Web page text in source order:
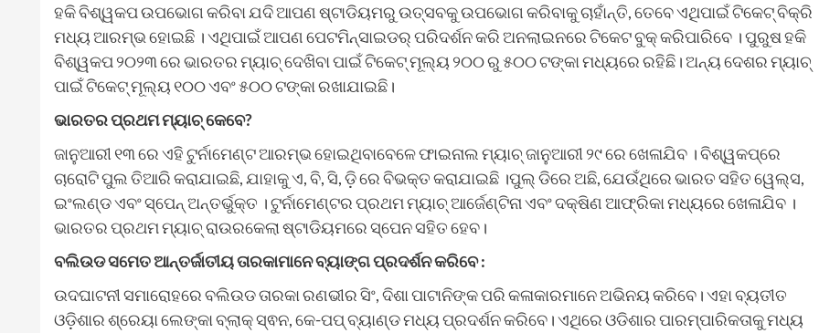
ହକି ବିଶ୍ୱକପ ଉପଭୋଗ କରିବା ଯଦି ଆପଣ ଷ୍ଟାଡିୟମରୁ ଉତ୍ସବକୁ ଉପଭୋଗ କରିବାକୁ ଚାହାଁନ୍ତି, ତେବେ ଏଥିପାଇଁ ଟିକେଟ୍ ବିକ୍ରି
ମଧ୍ୟ ଆରମ୍ଭ ହୋଇଛି । ଏଥିପାଇଁ ଆପଣ ପେଟମିନ୍ସାଇଡର୍ ପରିଦର୍ଶନ କରି ଅନଲାଇନରେ ଟିକେଟ ବୁକ୍ କରିପାରିବେ । ପୁରୁଷ ହକି
ବିଶ୍ୱକପ ୨୦୨୩ ରେ ଭାରତର ମ୍ୟାଚ୍ ଦେଖିବା ପାଇଁ ଟିକେଟ୍ ମୂଲ୍ୟ ୨୦୦ ରୁ ୫୦୦ ଟଙ୍କା ମଧ୍ୟରେ ରହିଛି। ଅନ୍ୟ ଦେଶର ମ୍ୟାଚ୍
ପାଇଁ ଟିକେଟ୍ ମୂଲ୍ୟ ୧୦୦ ଏବଂ ୫୦୦ ଟଙ୍କା ରଖାଯାଇଛି।
ଭାରତର ପ୍ରଥମ ମ୍ୟାଚ୍ କେବେ?
ଜାନୁଆରୀ ୧୩ ରେ ଏହି ଟୁର୍ନାମେଣ୍ଟ ଆରମ୍ଭ ହୋଇଥିବାବେଳେ ଫାଇନାଲ ମ୍ୟାଚ୍ ଜାନୁଆରୀ ୨୯ ରେ ଖେଳାଯିବ । ବିଶ୍ୱକପ୍‌ରେ
ଚାରୋଟି ପୁଲ ତିଆରି କରାଯାଇଛି, ଯାହାକୁ ଏ, ବି, ସି, ଡ଼ି ରେ ବିଭକ୍ତ କରାଯାଇଛି ।ପୁଲ୍ ଡିରେ ଅଛି, ଯେଉଁଥିରେ ଭାରତ ସହିତ ୱେଲ୍ସ,
ଇଂଲଣ୍ଡ ଏବଂ ସ୍ପେନ୍ ଅନ୍ତର୍ଭୁକ୍ତ । ଟୁର୍ନାମେଣ୍ଟର ପ୍ରଥମ ମ୍ୟାଚ୍ ଆର୍ଜେଣ୍ଟିନା ଏବଂ ଦକ୍ଷିଣ ଆଫ୍ରିକା ମଧ୍ୟରେ ଖେଳାଯିବ ।
ଭାରତର ପ୍ରଥମ ମ୍ୟାଚ୍ ରାଉରକେଲା ଷ୍ଟାଡିୟମରେ ସ୍ପେନ ସହିତ ହେବ।
ବଲିଉଡ ସମେତ ଆନ୍ତର୍ଜାତୀୟ ତାରକାମାନେ ବ୍ୟାଙ୍ଗ ପ୍ରଦର୍ଶନ କରିବେ :
ଉଦଘାଟନୀ ସମାରୋହରେ ବଲିଉଡ ତାରକା ରଣଭୀର ସିଂ, ଦିଶା ପାଟାନିଙ୍କ ପରି କଳାକାରମାନେ ଅଭିନୟ କରିବେ। ଏହା ବ୍ୟତୀତ
ଓଡ଼ିଶାର ଶ୍ରେୟା ଲେଙ୍କା ବ୍ଲାକ୍ ସ୍ଵନ, କେ-ପପ୍ ବ୍ୟାଣ୍ଡ ମଧ୍ୟ ପ୍ରଦର୍ଶନ କରିବେ। ଏଥିରେ ଓଡିଶାର ପାରମ୍ପାରିକତାକୁ ମଧ୍ୟ